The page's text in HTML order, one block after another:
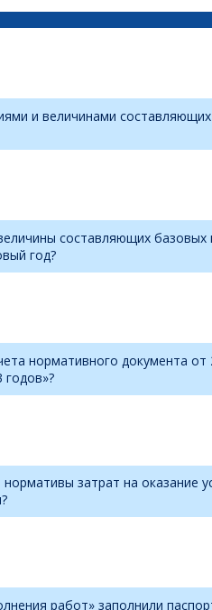
и величинами
составляющих базовых
год?
нормативного документа
затрат на оказание
работ» заполнили